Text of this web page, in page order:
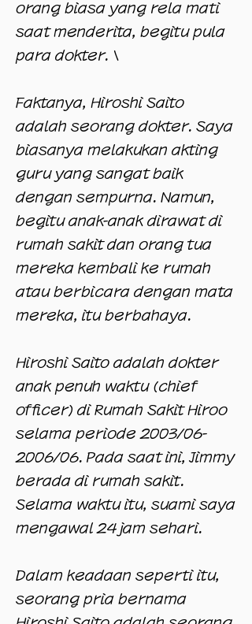
orang biasa yang rela mati
saat menderita, begitu pula
para dokter. \
Faktanya, Hiroshi Saito
adalah seorang dokter. Saya
biasanya melakukan akting
guru yang sangat baik
dengan sempurna. Namun,
begitu anak-anak dirawat di
rumah sakit dan orang tua
mereka kembali ke rumah
atau berbicara dengan mata
mereka, itu berbahaya.
Hiroshi Saito adalah dokter
anak penuh waktu (chief
officer) di Rumah Sakit Hiroo
selama periode 2003/06-
2006/06. Pada saat ini, Jimmy
berada di rumah sakit.
Selama waktu itu, suami saya
mengawal 24 jam sehari.
Dalam keadaan seperti itu,
seorang pria bernama